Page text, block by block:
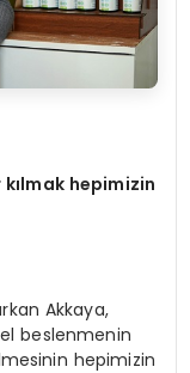
hepimizin
Akkaya,
beslenmenin
hepimizin